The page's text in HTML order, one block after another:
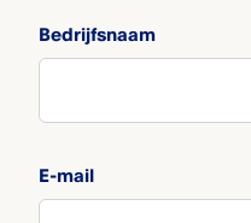
Bedrijfsnaam
E-mail